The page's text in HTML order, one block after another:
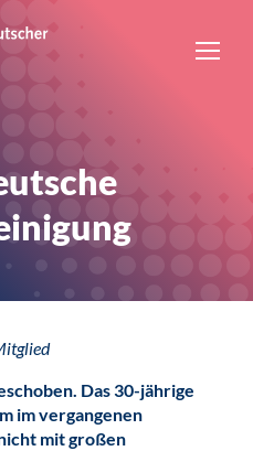
Das 30-jährige
im vergangenen
mit großen